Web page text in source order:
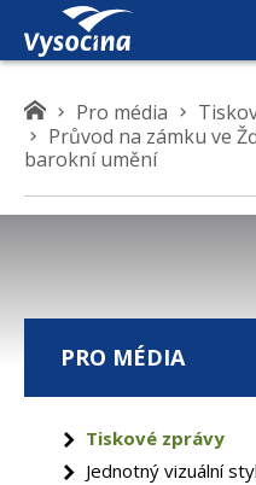
K
d
e
s
c
z
Pro média
Průvod na zámku ve
barokní umění
PRO MÉDIA
Tiskové zprávy
Jednotný vizuální styl